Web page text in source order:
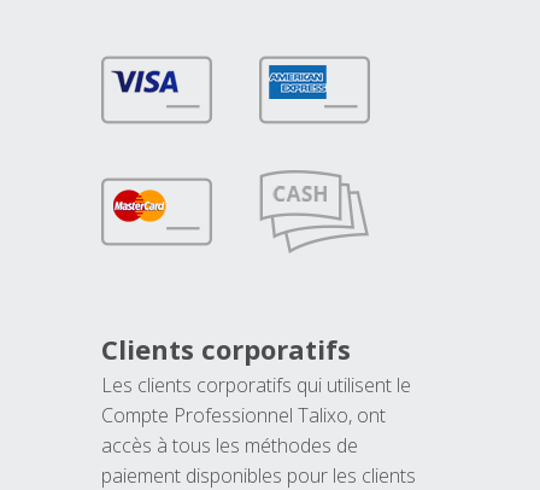
Clients corporatifs
Les clients corporatifs qui utilisent le
Compte Professionnel Talixo, ont
accès à tous les méthodes de
paiement disponibles pour les clients